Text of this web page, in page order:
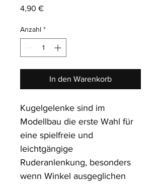
4,90 €Preis
Anzahl *
In den Warenkorb
Kugelgelenke sind im
Modellbau die erste Wahl für
eine spielfreie und
leichtgängige
Ruderanlenkung, besonders
wenn Winkel ausgeglichen